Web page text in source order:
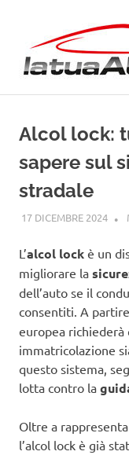
contenuto
Alcol lock:
sapere sul
stradale
17 DICEMBRE 2024
L’alcol lock è un
migliorare la
dell’auto se il
consentiti. A
europea
immatricolazione
questo sistema,
lotta contro la
Oltre a
l’alcol lock è già